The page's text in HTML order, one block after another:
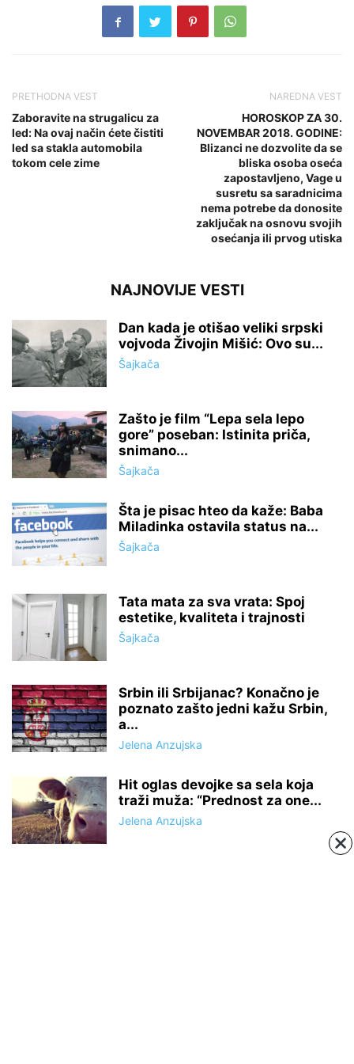
PRETHODNA VEST
Zaboravite na strugalicu za
led: Na ovaj način ćete čistiti
led sa stakla automobila
tokom cele zime
NAREDNA VEST
HOROSKOP ZA 30.
NOVEMBAR 2018. GODINE:
Blizanci ne dozvolite da se
bliska osoba oseća
zapostavljeno, Vage u
susretu sa saradnicima
nema potrebe da donosite
zaključak na osnovu svojih
osećanja ili prvog utiska
NAJNOVIJE VESTI
Dan kada je otišao veliki srpski
vojvoda Živojin Mišić: Ovo su...
Šajkača
Zašto je film “Lepa sela lepo
gore” poseban: Istinita priča,
snimano...
Šajkača
Šta je pisac hteo da kaže: Baba
Miladinka ostavila status na...
Šajkača
Tata mata za sva vrata: Spoj
estetike, kvaliteta i trajnosti
Šajkača
Srbin ili Srbijanac? Konačno je
poznato zašto jedni kažu Srbin,
a...
Jelena Anzujska
Hit oglas devojke sa sela koja
traži muža: “Prednost za one...
Jelena Anzujska